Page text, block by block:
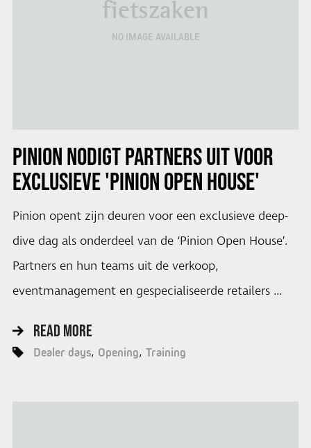
fietszaken
NO IMAGE AVAILABLE
PINION NODIGT PARTNERS UIT VOOR
EXCLUSIEVE 'PINION OPEN HOUSE'
Pinion opent zijn deuren voor een exclusieve deep-
dive dag als onderdeel van de ‘Pinion Open House’.
Partners en hun teams uit de verkoop,
eventmanagement en gespecialiseerde retailers …
READ MORE
Dealer days Opening Training